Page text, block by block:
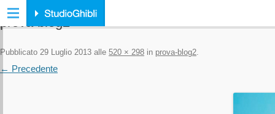
prova-blog2
Pubblicato 29 Luglio 2013 alle 520 × 298 in prova-blog2.
← Precedente